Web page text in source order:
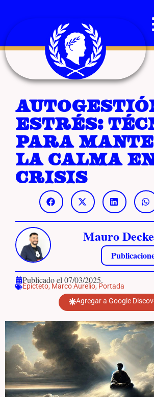
estrés:
para
la calma
crisis
Mauro
Publicado el 07/03/2025.
Epicteto, Marco Aurelio, Portada
Agregar a Google